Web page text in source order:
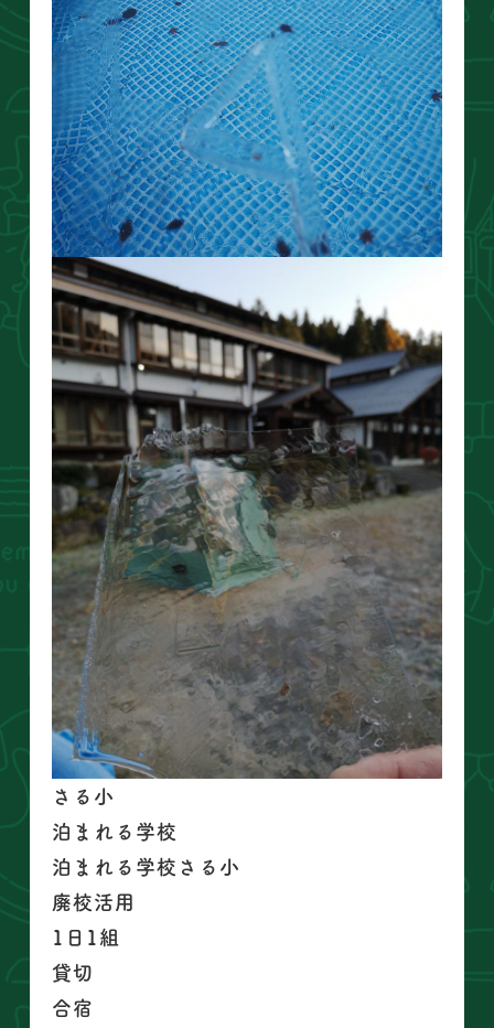
さる小
泊まれる学校
泊まれる学校さる小
廃校活用
1日1組
貸切
合宿